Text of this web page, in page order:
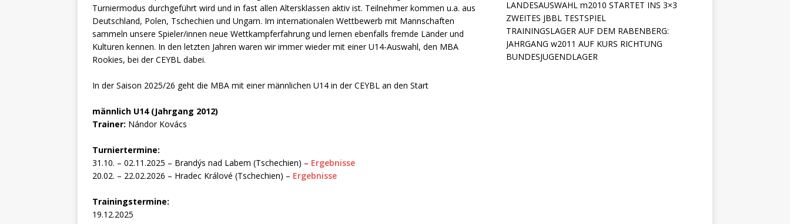
Turniermodus durchgeführt wird und in fast allen Altersklassen aktiv ist. Teilnehmer kommen u.a. aus
Deutschland, Polen, Tschechien und Ungarn. Im internationalen Wettbewerb mit Mannschaften
sammeln unsere Spieler/innen neue Wettkampferfahrung und lernen ebenfalls fremde Länder und
Kulturen kennen. In den letzten Jahren waren wir immer wieder mit einer U14-Auswahl, den MBA
Rookies, bei der CEYBL dabei.
In der Saison 2025/26 geht die MBA mit einer männlichen U14 in der CEYBL an den Start
männlich U14 (Jahrgang 2012)
Trainer: Nándor Kovács
Turniertermine:
31.10. – 02.11.2025 – Brandýs nad Labem (Tschechien) – Ergebnisse
20.02. – 22.02.2026 – Hradec Králové (Tschechien) – Ergebnisse
Trainingstermine:
19.12.2025
LANDESAUSWAHL m2010 STARTET INS 3×3
ZWEITES JBBL TESTSPIEL
TRAININGSLAGER AUF DEM RABENBERG:
JAHRGANG w2011 AUF KURS RICHTUNG
BUNDESJUGENDLAGER